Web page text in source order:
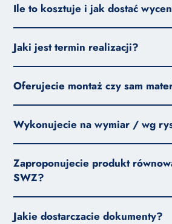
Ile to kosztuje i jak dostać
Jaki jest termin realizacji?
Oferujecie montaż czy sam
Wykonujecie na wymiar / wg
Zaproponujecie produkt
SWZ?
Jakie dostarczacie dokumenty?